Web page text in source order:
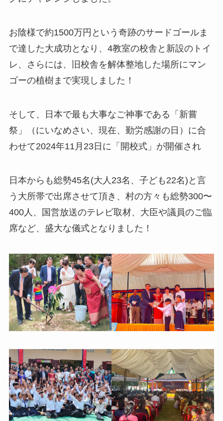
お陰様で約1500万円という奇跡のサードゴールま
で達した大成功となり、4教室の校舎と新設のトイ
レ、さらには、旧校舎を解体整地した場所にマン
ゴーの植樹まで実現しました！
そして、日本で最も大事なご神事である「新嘗
祭」（にいなめさい、現在、勤労感謝の日）に合
わせて2024年11月23日に「開校式」が開催され
日本からも総勢45名(大人23名、子ども22名)と言
う大所帯で出席させて頂き、村の方々も総勢300〜
400人、国営放送のテレビ取材、大臣や議員のご臨
席など、盛大な儀式となりました！